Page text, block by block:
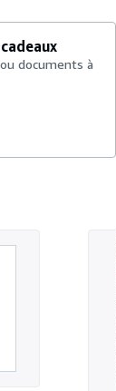
documents à